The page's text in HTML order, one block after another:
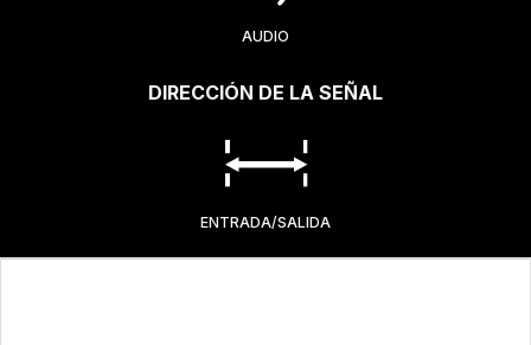
AUDIO
DIRECCIÓN DE LA SEÑAL
ENTRADA/SALIDA